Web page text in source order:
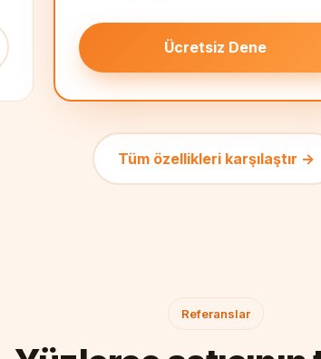
Ücretsiz Dene
Tüm özellikleri karşılaştır →
Referanslar